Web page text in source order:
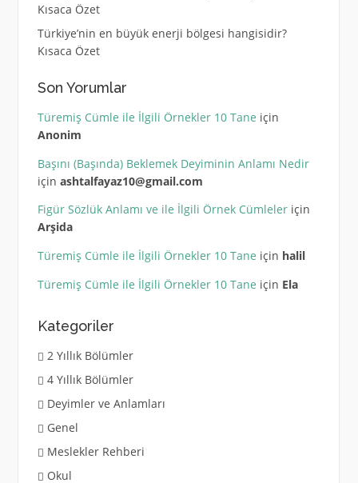
Kısaca Özet
Türkiye’nin en büyük enerji bölgesi hangisidir?
Kısaca Özet
Son Yorumlar
Türemiş Cümle ile İlgili Örnekler 10 Tane için
Anonim
Başını (Başında) Beklemek Deyiminin Anlamı Nedir
için ashtalfayaz10@gmail.com
Figür Sözlük Anlamı ve ile İlgili Örnek Cümleleriçin
Arşida
Türemiş Cümle ile İlgili Örnekler 10 Tane için halil
Türemiş Cümle ile İlgili Örnekler 10 Tane için Ela
Kategoriler
2 Yıllık Bölümler
4 Yıllık Bölümler
Deyimler ve Anlamları
Genel
Meslekler Rehberi
Okul